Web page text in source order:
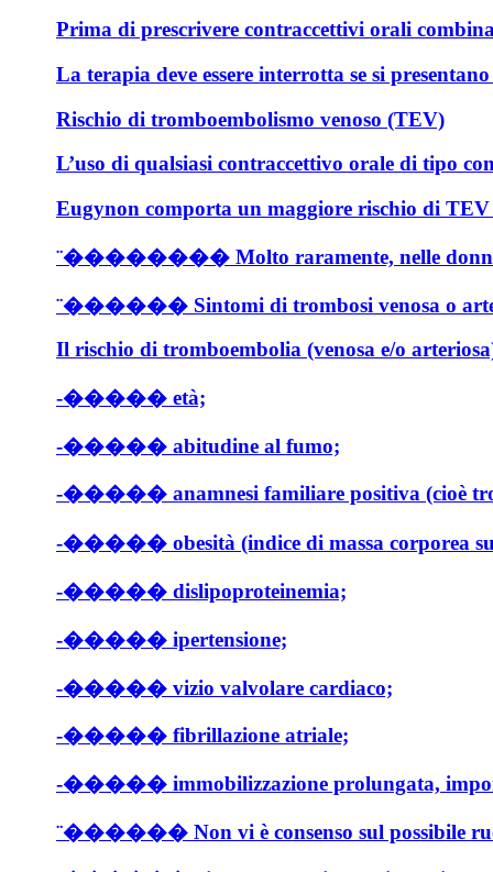
Prima di prescrivere contraccettivi orali
La terapia deve essere interrotta se si
Rischio di tromboembolismo venoso (TEV)
L’uso di qualsiasi contraccettivo orale di tipo
Eugynon comporta un maggiore rischio di
¨�������� Molto raramente, nelle donne che
¨������ Sintomi di trombosi venosa o
Il rischio di tromboembolia (venosa e/o
-����� età;
-����� abitudine al fumo;
-����� anamnesi familiare positiva (cioè
-����� obesità (indice di massa corporea
-����� dislipoproteinemia;
-����� ipertensione;
-����� vizio valvolare cardiaco;
-����� fibrillazione atriale;
-����� immobilizzazione prolungata,
¨������ Non vi è consenso sul possibile